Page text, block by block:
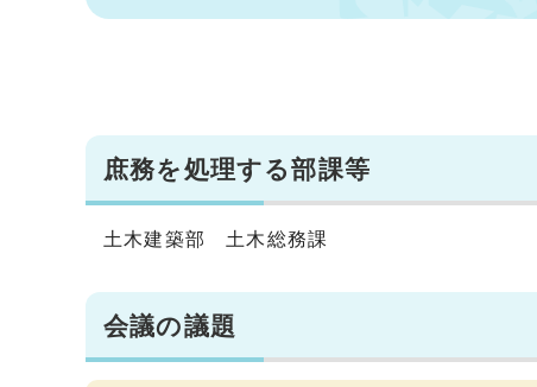
庶務を処理する部課等
土木建築部 土木総務課
会議の議題